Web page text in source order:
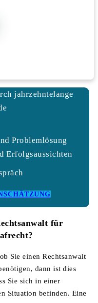
jahrzehntelange
Problemlösung
Erfolgsaussichten
für
Sie einen Rechtsanwalt
dann ist dies
Sie sich in einer
Situation befinden. Eine